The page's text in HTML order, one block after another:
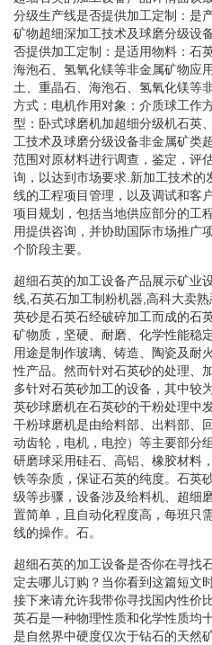
分级生产线是否提供加工定制：是
矿物超细深加工技术及球磨分级设
否提供加工定制：是适用物料：石
海泡石、氢氧化镁等非金属矿物应
土、重晶石、海泡石、氢氧化镁等
方式：电机作用对象：介质球工作
型：卧式球磨机加超细分级机石英
工技术及球磨分级设备非金属矿类
范围对原材料进行调查，鉴定，评
询，以达到市场要求.新加工技术
线的工程项目管理，以及调试和客
项目规划，包括当地供应部分的工
用提供咨询，并协助国际市场推广
个阶段主要。
超细石英的加工设备产品展示矿业
线,石英石加工制粉机器,高科大卖
英砂是石英石经破碎加工而成的石
矿物质，坚硬、耐磨、化学性能稳
用途是制作玻璃、铸造、陶瓷及耐
性产品。然而针对石英砂的处理、
多针对石英砂加工的设备，其中较
英砂球磨机在石英砂的干粉处理中
干粉球磨机是由给料部、出料部、
动齿轮，电机，电控）等主要部分
研磨球采用硅石、高铝、橡胶材料
铁等杂质，保证石英的纯度。石英
级等步骤，设备涉及给料机、超细
置简单，且自动化程度高，每班只
线的操作。石。
超细石英的加工设备是否你在寻找
定去哪儿订购？当你看到这篇短文
接下来请允许我带你寻找国内性价
英石是一种物理性质和化学性质均
是自然界中硬度仅次于钻石的天然